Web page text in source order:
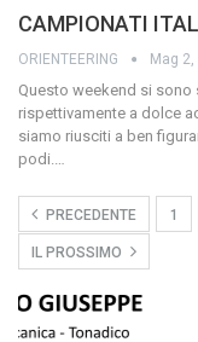
CAMPIONATI
ORIENTEERING Mag
Questo weekend si
rispettivamente a dolce
siamo riusciti a ben
podi.…
PRECEDENTE 1
IL PROSSIMO